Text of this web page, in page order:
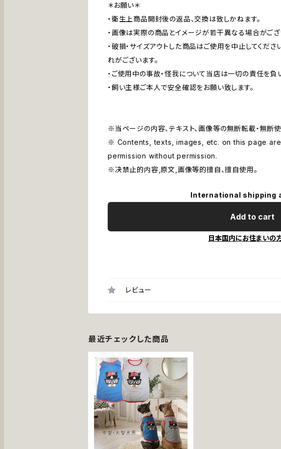
＊お願い＊
・衛生上商品開封後の返品、交換は致しかねます。
・画像は実際の商品とイメージが若干異なる場合がござ
・破損・サイズアウトした商品はご使用を中止してくだ
れがございます。
・ご使用中の事故・怪我について当店は一切の責任を負
・飼い主様ご本人で安全確認をお願い致します。
※当ページの内容、テキスト、画像等の無断転載・無断使
※ Contents, texts, images, etc. on this page
permission without permission.
※决禁止的内容,原文,画像等的擅自、擅自使用。
International shipping
Add to cart
日本国内にお住まいの
レビュー
最近チェックした商品